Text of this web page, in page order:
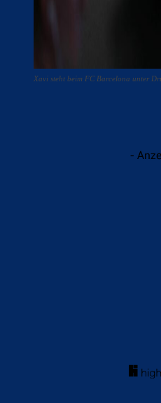
Xavi steht beim FC Barcelona unter
-